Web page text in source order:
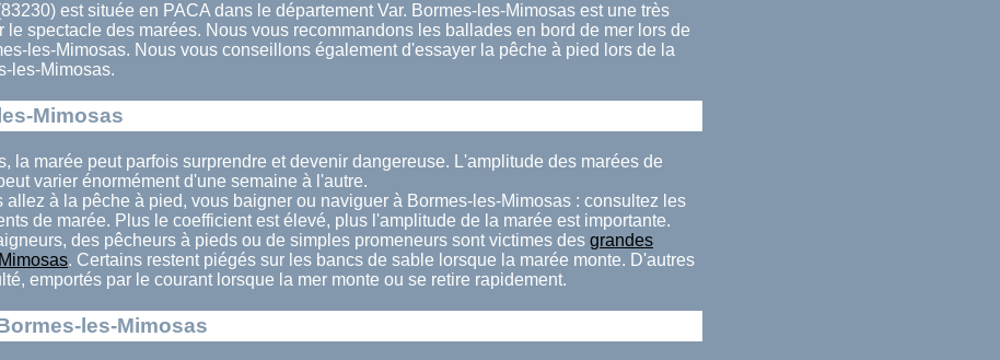
est située en PACA dans le département Var. Bormes-les-Mimosas est une très
le spectacle des marées. Nous vous recommandons les ballades en bord de mer lors de
les-Mimosas. Nous vous conseillons également d'essayer la pêche à pied lors de la
les-Mimosas.
Mimosas
la marée peut parfois surprendre et devenir dangereuse. L'amplitude des marées de
varier énormément d'une semaine à l'autre.
allez à la pêche à pied, vous baigner ou naviguer à Bormes-les-Mimosas : consultez les
de marée. Plus le coefficient est élevé, plus l'amplitude de la marée est importante.
des pêcheurs à pieds ou de simples promeneurs sont victimes des grandes
. Certains restent piégés sur les bancs de sable lorsque la marée monte. D'autres
emportés par le courant lorsque la mer monte ou se retire rapidement.
les-Mimosas